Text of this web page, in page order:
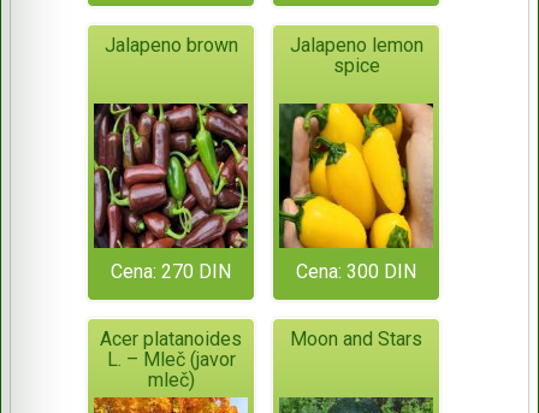
Jalapeno brown
Cena: 270 DIN
Jalapeno lemon
spice
Cena: 300 DIN
Acer platanoides
L. – Mleč (javor
mleč)
Moon and Stars